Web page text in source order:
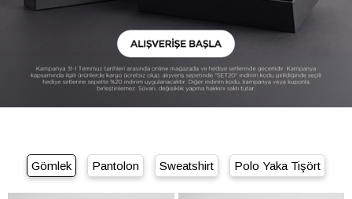
Gömlek Pantolon Sweatshirt Polo Yaka Tişört